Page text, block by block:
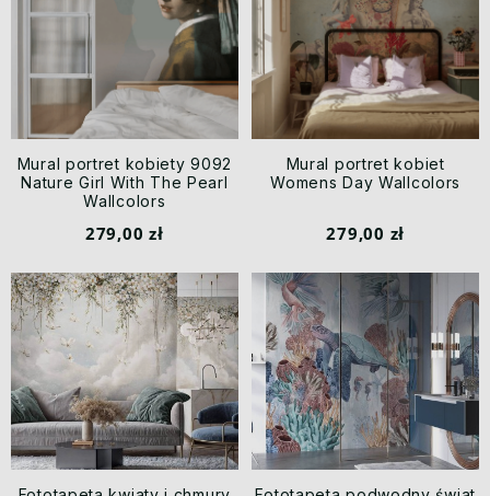
Mural portret kobiety 9092
Nature Girl With The Pearl
Wallcolors
279,00 zł
Mural portret kobiet
Womens Day Wallcolors
279,00 zł